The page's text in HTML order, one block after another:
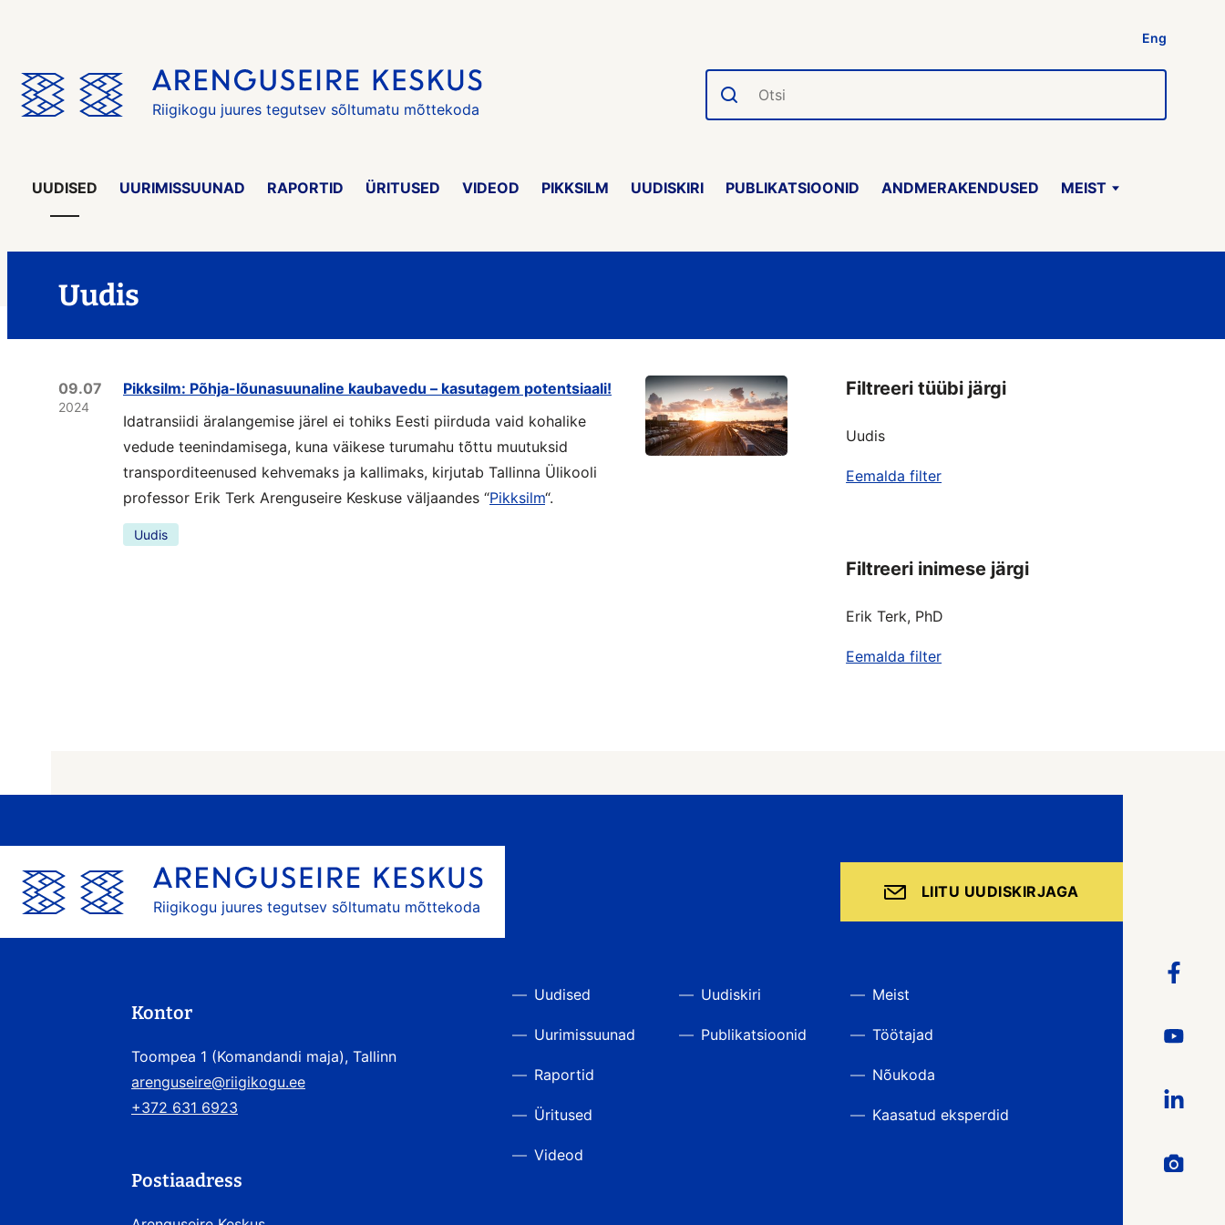
Eng
Riigikogu juures tegutsev sõltumatu mõttekoda
Otsi
UUDISED UURIMISSUUNAD RAPORTID ÜRITUSED VIDEOD PIKKSILM UUDISKIRI PUBLIKATSIOONID ANDMERAKENDUSED MEIST
Uudis
09.07
2024
Pikksilm: Põhja-lõunasuunaline kaubavedu – kasutagem potentsiaali!
Idatransiidi äralangemise järel ei tohiks Eesti piirduda vaid kohalike
vedude teenindamisega, kuna väikese turumahu tõttu muutuksid
transporditeenused kehvemaks ja kallimaks, kirjutab Tallinna Ülikooli
professor Erik Terk Arenguseire Keskuse väljaandes “Pikksilm“.
Uudis
Filtreeri tüübi järgi
Uudis
Eemalda filter
Filtreeri inimese järgi
Erik Terk, PhD
Eemalda filter
Riigikogu juures tegutsev sõltumatu mõttekoda
LIITU UUDISKIRJAGA
Kontor
Toompea 1 (Komandandi maja), Tallinn
arenguseire@riigikogu.ee
+372 631 6923
Postiaadress
Uudised
Uurimissuunad
Raportid
Üritused
Videod
Uudiskiri
Publikatsioonid
Meist
Töötajad
Nõukoda
Kaasatud eksperdid